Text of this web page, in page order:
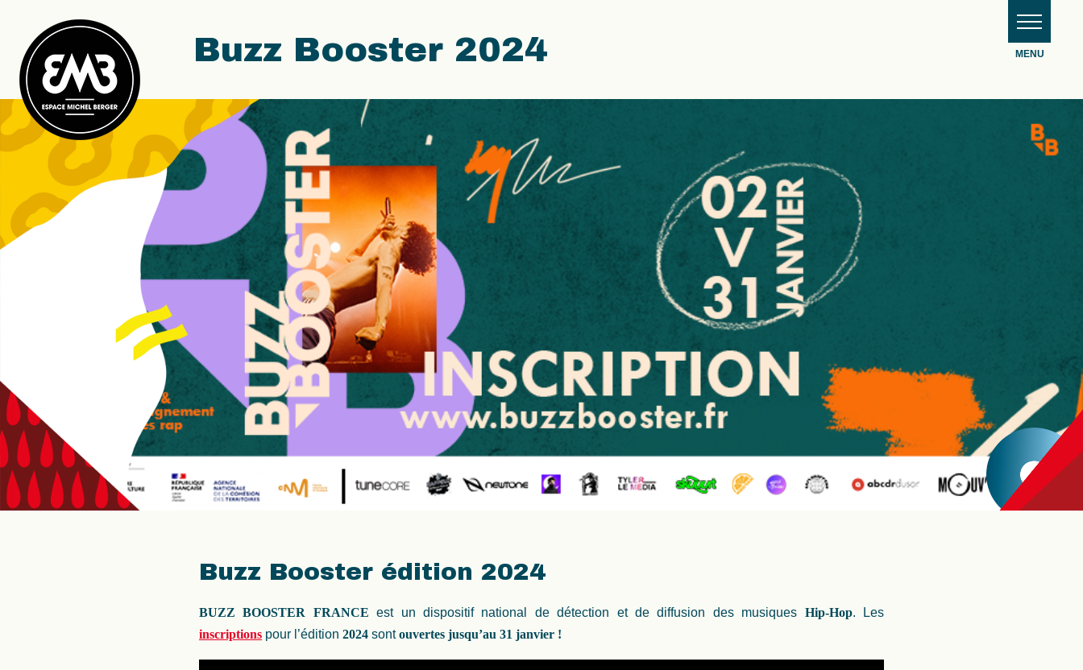
Buzz Booster 2024
Buzz Booster édition 2024
BUZZ BOOSTER FRANCE est un dispositif national de détection et de diffusion des musiques Hip-Hop. Les
inscriptions pour l’édition 2024 sontouvertes jusqu’au 31 janvier !